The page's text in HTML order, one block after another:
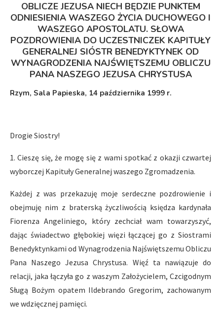
OBLICZE JEZUSA NIECH BĘDZIE PUNKTEM
ODNIESIENIA WASZEGO ŻYCIA DUCHOWEGO I
WASZEGO APOSTOLATU. SŁOWA
POZDROWIENIA DO UCZESTNICZEK KAPITUŁY
GENERALNEJ SIÓSTR BENEDYKTYNEK OD
WYNAGRODZENIA NAJŚWIĘTSZEMU OBLICZU
PANA NASZEGO JEZUSA CHRYSTUSA
Rzym, Sala Papieska, 14 października 1999 r.
Drogie Siostry!
1. Cieszę się, że mogę się z wami spotkać z okazji czwartej
wyborczej Kapituły Generalnej waszego Zgromadzenia.
Każdej z was przekazuję moje serdeczne pozdrowienie i
obejmuję nim z braterską życzliwością księdza kardynała
Fiorenza Angeliniego, który zechciał wam towarzyszyć,
dając świadectwo głębokiej więzi łączącej go z Siostrami
Benedyktynkami od Wynagrodzenia Najświętszemu Obliczu
Pana Naszego Jezusa Chrystusa. Więź ta nawiązuje do
relacji, jaka łączyła go z waszym Założycielem, Czcigodnym
Sługą Bożym opatem Ildebrando Gregorim, zachowanym
we wdzięcznej pamięci.